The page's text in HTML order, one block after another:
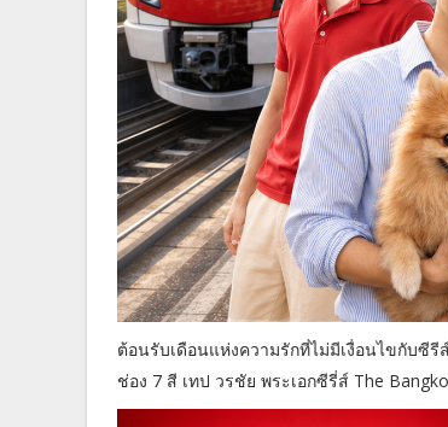
ต้อนรับเดือนแห่งความรักที่ไม่มีเงื่อนไขกับซีรี
ช่อง 7 สี เทป วรชัย พระเอกซีรี่ส์ The